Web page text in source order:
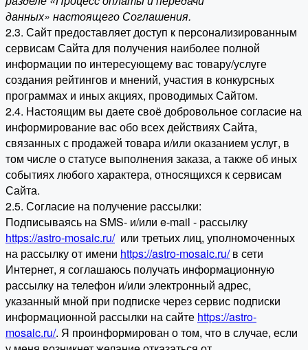
данных» настоящего Соглашения.
2.3. Сайт предоставляет доступ к персонализированным
сервисам Сайта для получения наиболее полной
информации по интересующему вас товару/услуге
создания рейтингов и мнений, участия в конкурсных
программах и иных акциях, проводимых Сайтом.
2.4. Настоящим вы даете своё добровольное согласие на
информирование вас обо всех действиях Сайта,
связанных с продажей товара и/или оказанием услуг, в
том числе о статусе выполнения заказа, а также об иных
событиях любого характера, относящихся к сервисам
Сайта.
2.5. Согласие на получение рассылки:
Подписываясь на SMS- и/или e-mail - рассылку
https://astro-mosaic.ru/или третьих лиц, уполномоченных
на рассылку от имени https://astro-mosaic.ru/в сети
Интернет, я соглашаюсь получать информационную
рассылку на телефон и/или электронный адрес,
указанный мной при подписке через сервис подписки
информационной рассылки на сайте https://astro-
mosaic.ru/. Я проинформирован о том, что в случае, если